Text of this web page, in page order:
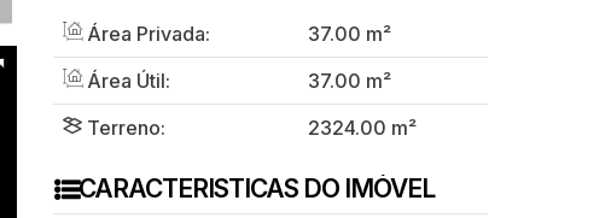
Área Privada: 37.00 m²
Área Útil:
37.00 m²
Terreno:
2324.00 m²
CARACTERISTICAS DO IMÓVEL